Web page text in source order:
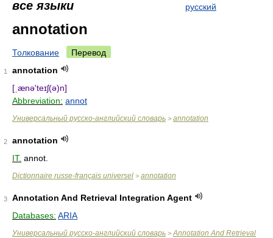
все языки
русский
annotation
Толкование Перевод
1
annotation
[ˌænə'teɪʃ(ə)n]
Abbreviation: annot
Универсальный русско-английский словарь > annotation
2
annotation
IT. annot.
Dictionnaire russe-français universel > annotation
3
Annotation And Retrieval Integration Agent
Databases: ARIA
Универсальный русско-английский словарь > Annotation And Retrieval